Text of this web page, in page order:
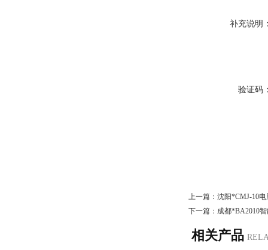
补充说明
验证码
上一篇： 沈阳*CMJ-10
下一篇： 成都*BA2010
相关产品